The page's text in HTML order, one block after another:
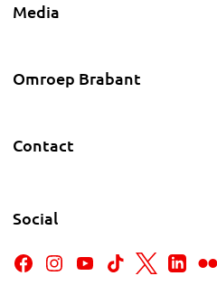
Media
Omroep Brabant
Contact
Social